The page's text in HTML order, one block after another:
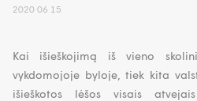
2020 06 15
Kai išieškojimą iš vieno
vykdomojoje byloje, tiek kita
išieškotos lėšos visais